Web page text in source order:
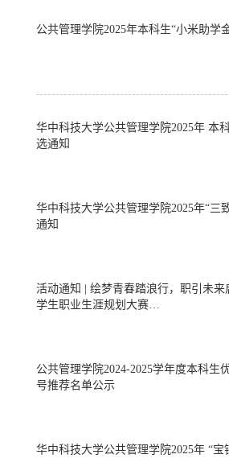
公共管理学院2025年本科生“小米助学
华中科技大学公共管理学院2025年 本
选通知
华中科技大学公共管理学院2025年“三
通知
活动通知 | 绘梦青春踏浪行，职引未
学生职业生涯规划大赛…
公共管理学院2024-2025学年度本科生
号推荐名单公示
华中科技大学公共管理学院2025年 “宝